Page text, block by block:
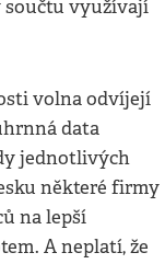
využívají
volna odvíjejí
data
jednotlivých
některé firmy
na lepší
A neplatí, že